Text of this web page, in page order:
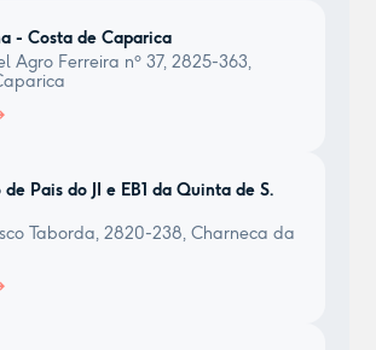
- Costa de Caparica
Agro Ferreira nº 37, 2825-363,
Pais do JI e EB1 da Quinta de S.
Taborda, 2820-238, Charneca da